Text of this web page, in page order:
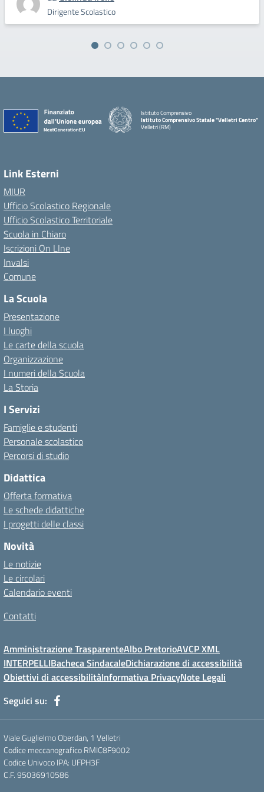
Dirigente Scolastico
Istituto Comprensivo
Istituto Comprensivo Statale "Velletri Centro"
Velletri (RM)
Link Esterni
MIUR
Ufficio Scolastico Regionale
Ufficio Scolastico Territoriale
Scuola in Chiaro
Iscrizioni On LIne
Invalsi
Comune
La Scuola
Presentazione
I luoghi
Le carte della scuola
Organizzazione
I numeri della Scuola
La Storia
I Servizi
Famiglie e studenti
Personale scolastico
Percorsi di studio
Didattica
Offerta formativa
Le schede didattiche
I progetti delle classi
Novità
Le notizie
Le circolari
Calendario eventi
Contatti
Amministrazione TrasparenteAlbo PretorioAVCP XML
INTERPELLIBacheca SindacaleDichiarazione di accessibilità
Obiettivi di accessibilitàInformativa PrivacyNote Legali
Seguici su:
Viale Guglielmo Oberdan, 1 Velletri
Codice meccanografico RMIC8F9002
Codice Univoco IPA: UFPH3F
C.F. 95036910586